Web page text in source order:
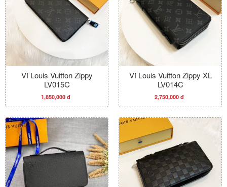
Ví Louis Vuitton Zippy
LV015C
1,850,000 đ
Ví Louis Vuitton Zippy XL
LV014C
2,750,000 đ